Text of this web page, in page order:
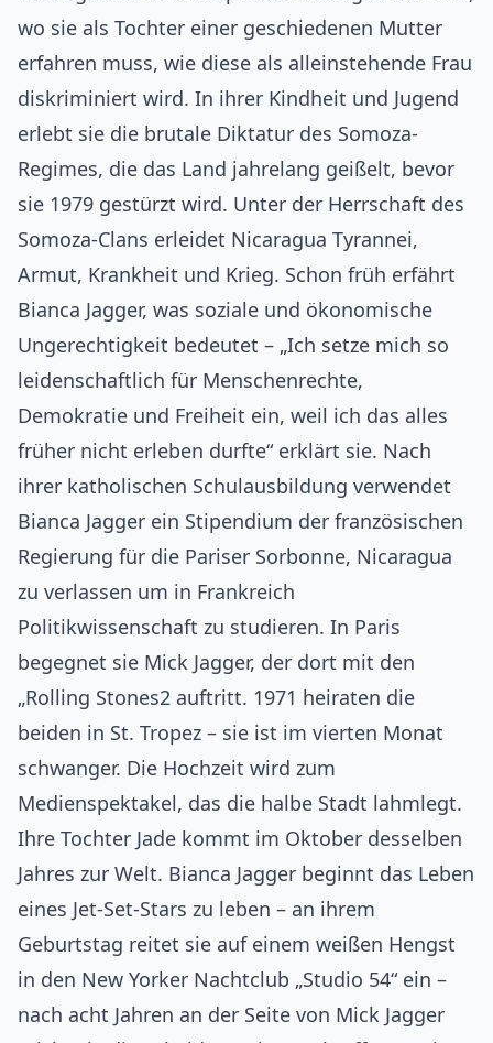
wo sie als Tochter einer geschiedenen Mutter
erfahren muss, wie diese als alleinstehende Frau
diskriminiert wird. In ihrer Kindheit und Jugend
erlebt sie die brutale Diktatur des Somoza-
Regimes, die das Land jahrelang geißelt, bevor
sie 1979 gestürzt wird. Unter der Herrschaft des
Somoza-Clans erleidet Nicaragua Tyrannei,
Armut, Krankheit und Krieg. Schon früh erfährt
Bianca Jagger, was soziale und ökonomische
Ungerechtigkeit bedeutet – „Ich setze mich so
leidenschaftlich für Menschenrechte,
Demokratie und Freiheit ein, weil ich das alles
früher nicht erleben durfte“ erklärt sie. Nach
ihrer katholischen Schulausbildung verwendet
Bianca Jagger ein Stipendium der französischen
Regierung für die Pariser Sorbonne, Nicaragua
zu verlassen um in Frankreich
Politikwissenschaft zu studieren. In Paris
begegnet sie Mick Jagger, der dort mit den
„Rolling Stones2 auftritt. 1971 heiraten die
beiden in St. Tropez – sie ist im vierten Monat
schwanger. Die Hochzeit wird zum
Medienspektakel, das die halbe Stadt lahmlegt.
Ihre Tochter Jade kommt im Oktober desselben
Jahres zur Welt. Bianca Jagger beginnt das Leben
eines Jet-Set-Stars zu leben – an ihrem
Geburtstag reitet sie auf einem weißen Hengst
in den New Yorker Nachtclub „Studio 54“ ein –
nach acht Jahren an der Seite von Mick Jagger